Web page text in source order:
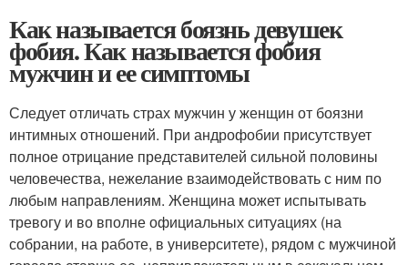
Как называется боязнь девушек
фобия. Как называется фобия
мужчин и ее симптомы
Следует отличать страх мужчин у женщин от боязни
интимных отношений. При андрофобии присутствует
полное отрицание представителей сильной половины
человечества, нежелание взаимодействовать с ним по
любым направлениям. Женщина может испытывать
тревогу и во вполне официальных ситуациях (на
собрании, на работе, в университете), рядом с мужчиной